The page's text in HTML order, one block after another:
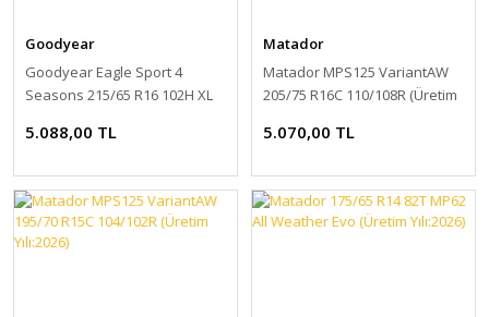
Goodyear
Goodyear Eagle Sport 4
Seasons 215/65 R16 102H XL
5.088,00 TL
Matador
Matador MPS125 VariantAW
205/75 R16C 110/108R (Üretim
5.070,00 TL